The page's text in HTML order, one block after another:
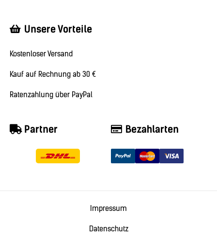
Unsere Vorteile
Bezahlarten
Partner
Kostenloser Versand
Kauf auf Rechnung ab 30 €
Ratenzahlung über PayPal
Impressum
Datenschutz